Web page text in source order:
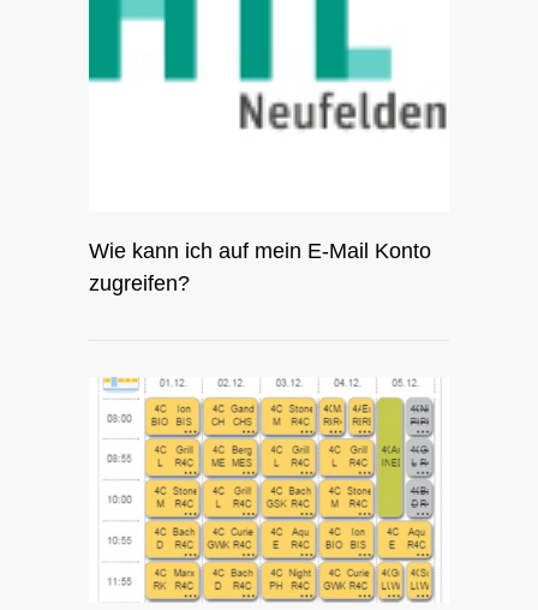
Wie kann ich auf mein E-Mail Konto
zugreifen?